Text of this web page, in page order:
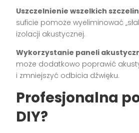
Uszczelnienie wszelkich
suficie pomoże wyeliminować
izolacji akustycznej.
Wykorzystanie paneli
może dodatkowo poprawić
i zmniejszyć odbicia dźwięku.
Profesjonalna
DIY?